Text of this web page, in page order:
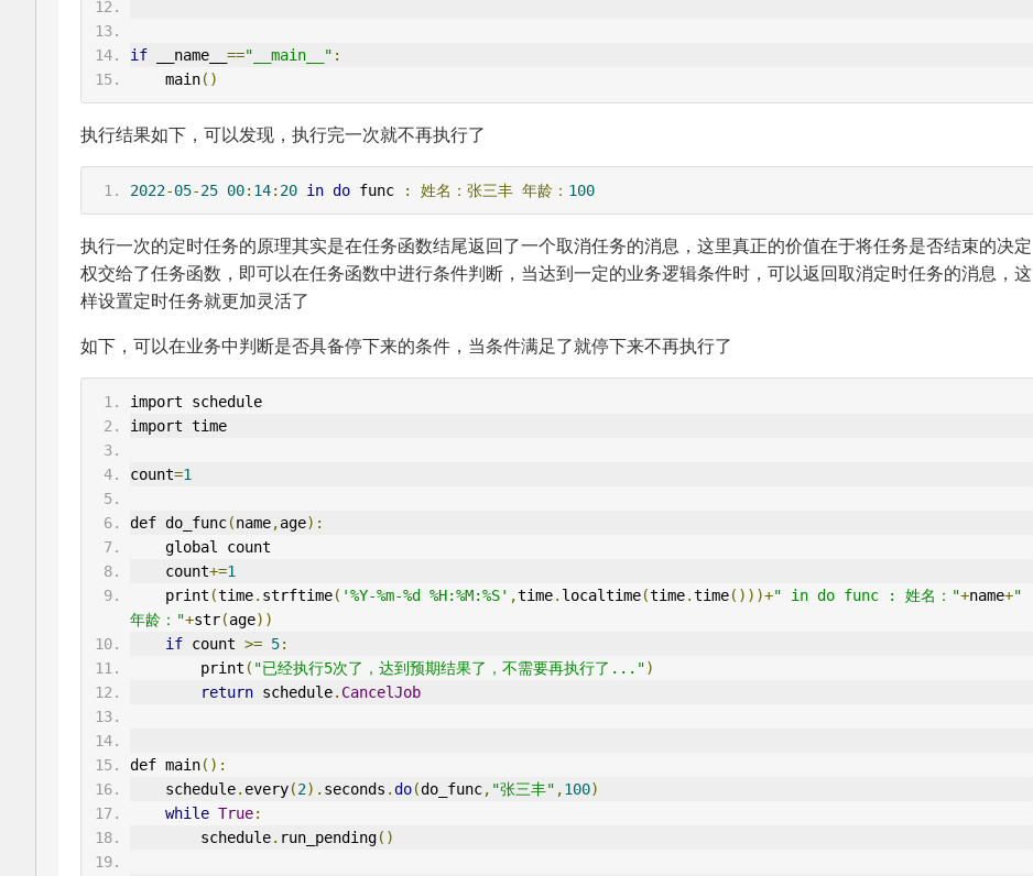
if __name__ =="__main__" :
    main
()
执行结果如下，可以发现，执行完一次就不再执行了
2022-05-25 00: 14: 20 in do func : 姓名：张三丰 年龄： 100
执行一次的定时任务的原理其实是在任务函数结尾返回了一个取消任务的消息，这里真正的价值在于将任务是否结束的决定
权交给了任务函数，即可以在任务函数中进行条件判断，当达到一定的业务逻辑条件时，可以返回取消定时任务的消息，这
样设置定时任务就更加灵活了
如下，可以在业务中判断是否具备停下来的条件，当条件满足了就停下来不再执行了
import schedule
import time
count=1
def do_func(name,age):
    global count
    count
+=1
    print
(time. strftime( '%Y-%m-%d %H:%M:%S' ,time. localtime(time.time()))+" in do func : 姓名："+name+"
年龄："+str(age))
if count >= 5:
        print
( "已经执行5次了，达到预期结果了，不需要再执行了...")
return schedule. CancelJob
def main():
    schedule
. every(2). seconds .do(do_func, "张三丰" ,100)
while True:
        schedule
. run_pending()